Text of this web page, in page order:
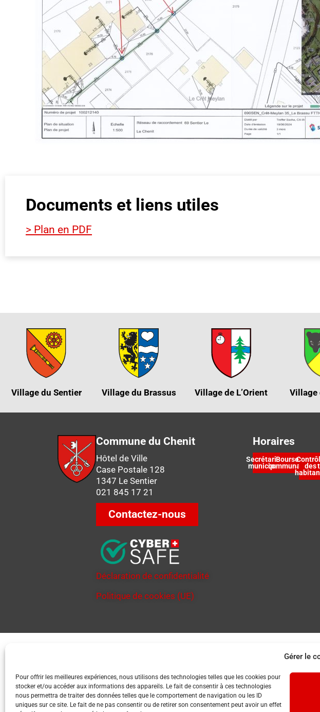
Gérer le
Pour offrir les meilleures expériences, nous utilisons des technologies telles que les cookies pour
stocker et/ou accéder aux informations des appareils. Le fait de consentir à ces technologies
nous permettra de traiter des données telles que le comportement de navigation ou les ID
uniques sur ce site. Le fait de ne pas consentir ou de retirer son consentement peut avoir un effet
Documents et liens utiles
> Plan en PDF
Village du Sentier Village du Brassus Village de L’Orient Village
Commune du Chenit
Hôtel de Ville
Case Postale 128
1347 Le Sentier
021 845 17 21
Contactez-nous
Déclaration de confidentialité
Politique de cookies (UE)
Horaires
Secrétariat
municipal
Bourse
communaledes